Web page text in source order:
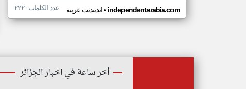
اندبندنت عربية• independentarabia.com عدد الكلمات: ٢٢٢
أخر ساعة في اخبار الجزائر